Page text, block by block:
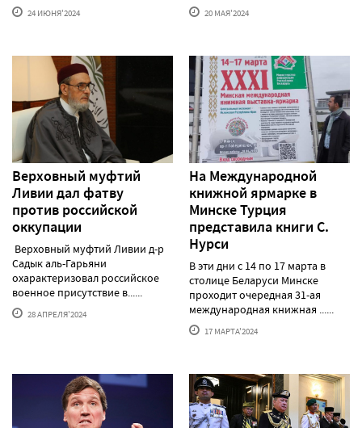
24 ИЮНЯ'2024 20 МАЯ'2024
Верховный муфтий
Ливии дал фатву
против российской
оккупации
Верховный муфтий Ливии д-р
Садык аль-Гарьяни
охарактеризовал российское
военное присутствие в......
28 АПРЕЛЯ'2024
На Международной
книжной ярмарке в
Минске Турция
представила книги С.
Нурси
В эти дни с 14 по 17 марта в
столице Беларуси Минске
проходит очередная 31-ая
международная книжная ......
17 МАРТА'2024